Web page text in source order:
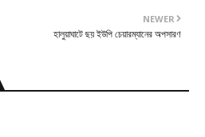
NEWER
হালুয়াঘাটে ছয় ইউপি চেয়ারম্যানের অপসারণ